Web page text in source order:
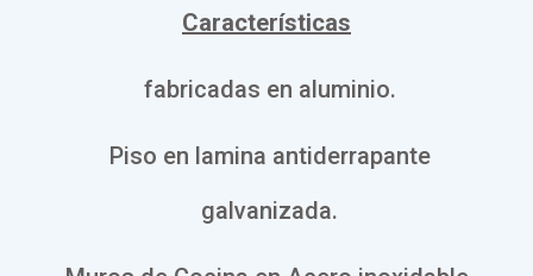
Características
fabricadas en aluminio.
Piso en lamina antiderrapante
galvanizada.